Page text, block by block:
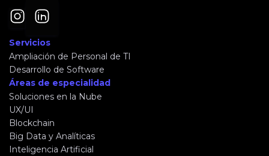
Servicios
Ampliación de Personal de TI
Desarrollo de Software
Áreas de especialidad
Soluciones en la Nube
UX/UI
Blockchain
Big Data y Analíticas
Inteligencia Artificial